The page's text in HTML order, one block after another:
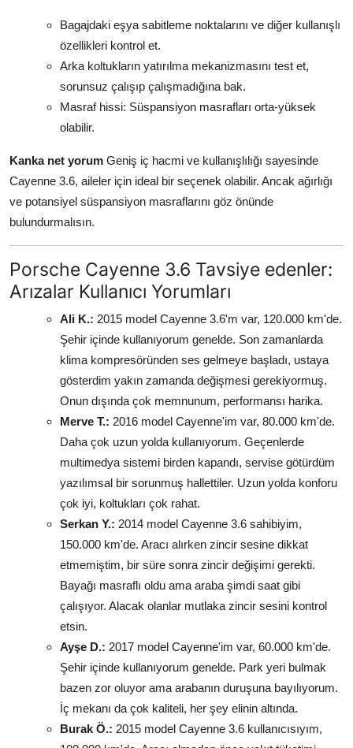
Bagajdaki eşya sabitleme noktalarını ve diğer kullanışlı
özellikleri kontrol et.
Arka koltukların yatırılma mekanizmasını test et,
sorunsuz çalışıp çalışmadığına bak.
Masraf hissi: Süspansiyon masrafları orta-yüksek
olabilir.
Kanka net yorum Geniş iç hacmi ve kullanışlılığı sayesinde
Cayenne 3.6, aileler için ideal bir seçenek olabilir. Ancak ağırlığı
ve potansiyel süspansiyon masraflarını göz önünde
bulundurmalısın.
Porsche Cayenne 3.6 Tavsiye edenler:
Arızalar Kullanıcı Yorumları
Ali K.: 2015 model Cayenne 3.6'm var, 120.000 km'de.
Şehir içinde kullanıyorum genelde. Son zamanlarda
klima kompresöründen ses gelmeye başladı, ustaya
gösterdim yakın zamanda değişmesi gerekiyormuş.
Onun dışında çok memnunum, performansı harika.
Merve T.: 2016 model Cayenne'im var, 80.000 km'de.
Daha çok uzun yolda kullanıyorum. Geçenlerde
multimedya sistemi birden kapandı, servise götürdüm
yazılımsal bir sorunmuş hallettiler. Uzun yolda konforu
çok iyi, koltukları çok rahat.
Serkan Y.: 2014 model Cayenne 3.6 sahibiyim,
150.000 km'de. Aracı alırken zincir sesine dikkat
etmemiştim, bir süre sonra zincir değişimi gerekti.
Bayağı masraflı oldu ama araba şimdi saat gibi
çalışıyor. Alacak olanlar mutlaka zincir sesini kontrol
etsin.
Ayşe D.: 2017 model Cayenne'im var, 60.000 km'de.
Şehir içinde kullanıyorum genelde. Park yeri bulmak
bazen zor oluyor ama arabanın duruşuna bayılıyorum.
İç mekanı da çok kaliteli, her şey elinin altında.
Burak Ö.: 2015 model Cayenne 3.6 kullanıcısıyım,